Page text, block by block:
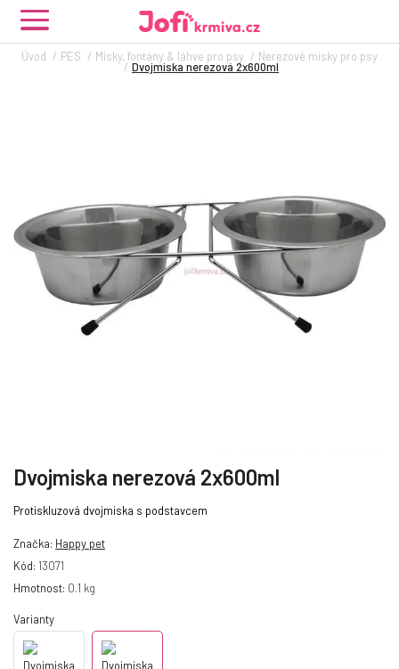
Úvod PES Misky, fontány & láhve pro psy Nerezové misky pro psy
Dvojmiska nerezová 2x600ml
Dvojmiska nerezová 2x600ml
Protiskluzová dvojmiska s podstavcem
Značka: Happy pet
Kód: 13071
Hmotnost: 0.1 kg
Varianty